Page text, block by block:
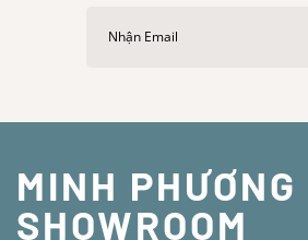
MINH PHƯƠNG
SHOWROOM